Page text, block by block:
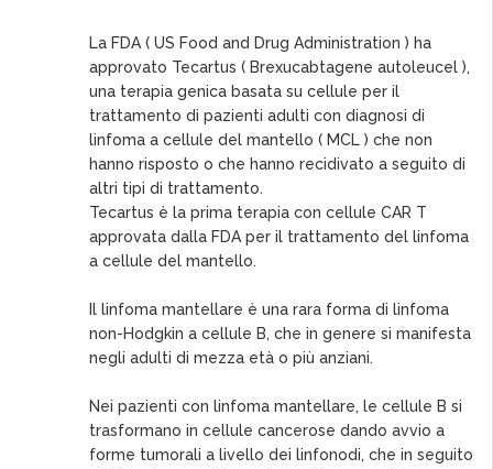
La FDA ( US Food and Drug Administration ) ha
approvato Tecartus ( Brexucabtagene autoleucel ),
una terapia genica basata su cellule per il
trattamento di pazienti adulti con diagnosi di
linfoma a cellule del mantello ( MCL ) che non
hanno risposto o che hanno recidivato a seguito di
altri tipi di trattamento.
Tecartus è la prima terapia con cellule CAR T
approvata dalla FDA per il trattamento del linfoma
a cellule del mantello.
Il linfoma mantellare è una rara forma di linfoma
non-Hodgkin a cellule B, che in genere si manifesta
negli adulti di mezza età o più anziani.
Nei pazienti con linfoma mantellare, le cellule B si
trasformano in cellule cancerose dando avvio a
forme tumorali a livello dei linfonodi, che in seguito